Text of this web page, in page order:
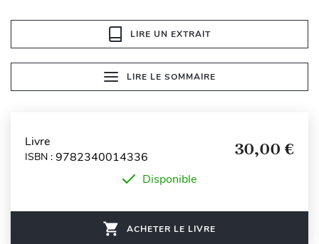
LIRE UN EXTRAIT
LIRE LE SOMMAIRE
Livre
ISBN : 9782340014336 30,00 €
Disponible
ACHETER LE LIVRE